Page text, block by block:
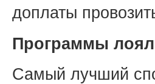
доплаты
Программы
Самый лучший